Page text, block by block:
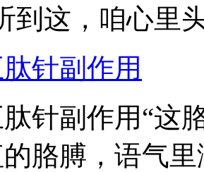
到这，咱心里
针副作用
针副作用“这
胳膊，语气